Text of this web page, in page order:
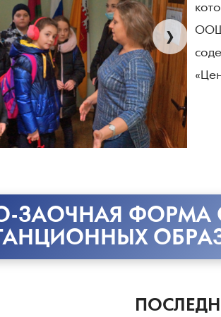
›
ООШ
ЗАОЧНАЯ ФОРМА